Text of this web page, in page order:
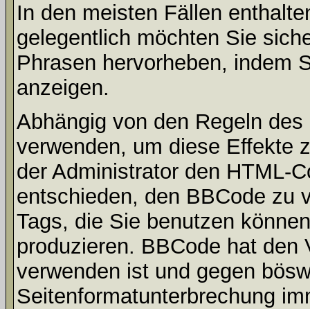
In den meisten Fällen
gelegentlich möchten Sie
Phrasen hervorheben, indem
anzeigen.
Abhängig von den Regeln
verwenden, um diese Effekte
der Administrator den HTML-
entschieden, den BBCode zu
Tags, die Sie benutzen
produzieren. BBCode hat
verwenden ist und gegen
Seitenformatunterbrechung